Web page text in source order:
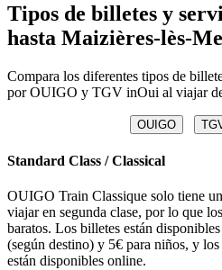
Tipos de billetes y
hasta Maizières-lès-
Compara los diferentes tipos de
por OUIGO y TGV inOui al viajar
OUIGO
Standard Class / Classical
OUIGO Train Classique solo tiene
viajar en segunda clase, por lo que
baratos. Los billetes están
(según destino) y 5€ para niños, y
están disponibles online.